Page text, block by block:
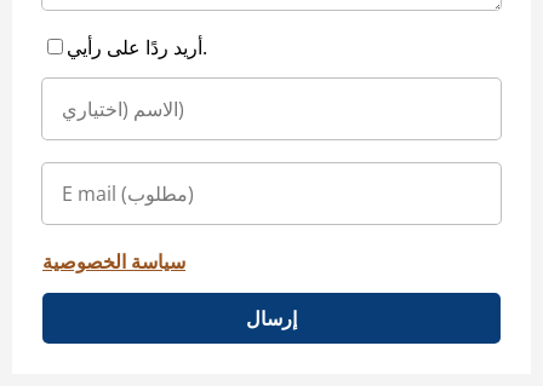
أريد ردًا على رأيي.
سياسة الخصوصية
إرسال